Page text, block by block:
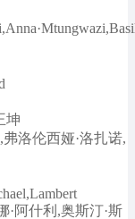
坤
弗洛伦西娅·洛扎诺,
·阿什利,奥斯汀·斯